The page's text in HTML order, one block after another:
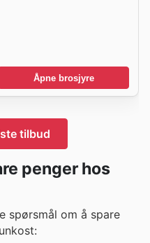
Åpne brosjyre
tilbud
penger hos
spørsmål om å spare